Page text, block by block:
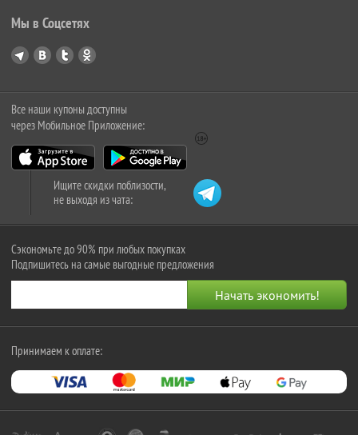
Мы в Соцсетях
Все наши купоны доступны
через Мобильное Приложение:
Ищите скидки поблизости,
не выходя из чата:
Сэкономьте до 90% при любых покупках
Подпишитесь на самые выгодные предложения
Принимаем к оплате: